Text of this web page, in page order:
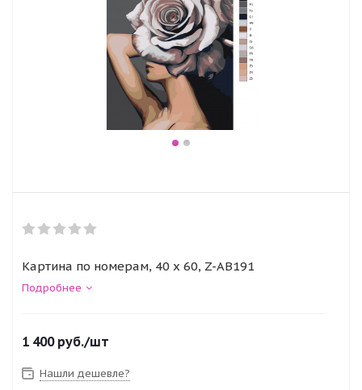
Картина по номерам, 40 x 60, Z-AB191
Подробнее
1 400руб./шт
Нашли дешевле?